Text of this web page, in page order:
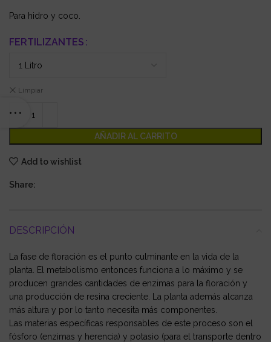
Para hidro y coco.
FERTILIZANTES
Limpiar
AÑADIR AL CARRITO
Add to wishlist
Share:
DESCRIPCIÓN
La fase de floración es el punto culminante en la vida de la
planta. El metabolismo entonces funciona a lo máximo y se
producen grandes cantidades de enzimas para la floración y
una producción de resina creciente. La planta además alcanza
más altura y por lo tanto necesita más componentes.
Las materias específicas responsables de este proceso son el
fósforo (enzimas y herencia) y potasio (para el transporte dentro